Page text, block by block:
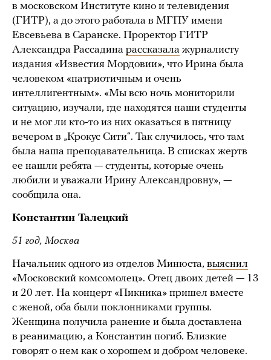
в московском Институте кино и телевидения
(ГИТР), а до этого работала в МГПУ имени
Евсевьева в Саранске. Проректор ГИТР
Александра Рассадина рассказала журналисту
издания «Известия Мордовии», что Ирина была
человеком «патриотичным и очень
интеллигентным». «Мы всю ночь мониторили
ситуацию, изучали, где находятся наши студенты
и не мог ли кто-то из них оказаться в пятницу
вечером в „Крокус Сити“. Так случилось, что там
была наша преподавательница. В списках жертв
ее нашли ребята — студенты, которые очень
любили и уважали Ирину Александровну», —
сообщила она.
Константин Талецкий
51 год, Москва
Начальник одного из отделов Минюста, выяснил
«Московский комсомолец». Отец двоих детей — 13
и 20 лет. На концерт «Пикника» пришел вместе
с женой, оба были поклонниками группы.
Женщина получила ранение и была доставлена
в реанимацию, а Константин погиб. Близкие
говорят о нем как о хорошем и добром человеке.